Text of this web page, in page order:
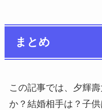
まとめ
この記事では、夕輝
か？結婚相手は？子